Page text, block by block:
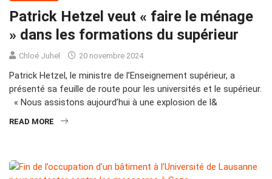
Patrick Hetzel veut « faire le ménage
» dans les formations du supérieur
Chloé Juhel 20 novembre 2024
Patrick Hetzel, le ministre de l’Enseignement supérieur, a
présenté sa feuille de route pour les universités et le supérieur.
« Nous assistons aujourd’hui à une explosion de l&
READ MORE